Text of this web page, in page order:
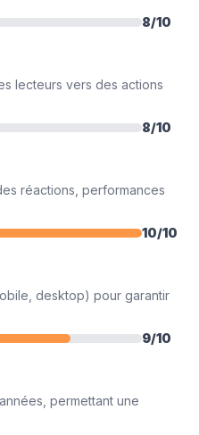
8/10
lecteurs vers des actions
8/10
réactions, performances
10/10
desktop) pour garantir
9/10
permettant une